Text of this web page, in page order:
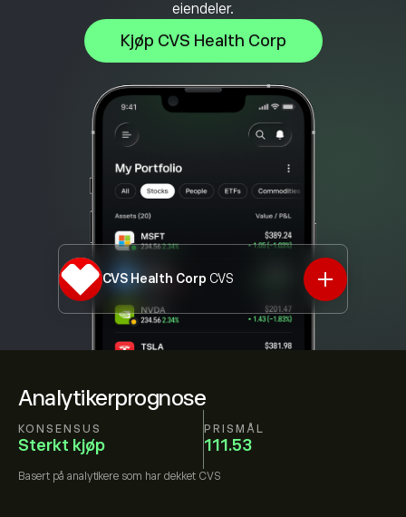
Analytikerprognose
KONSENSUS
Sterkt kjøp
PRISMÅL
111.53
Basert på analytikere som har dekket CVS
eiendeler.
Kjøp CVS Health Corp
CVS Health Corp CVS